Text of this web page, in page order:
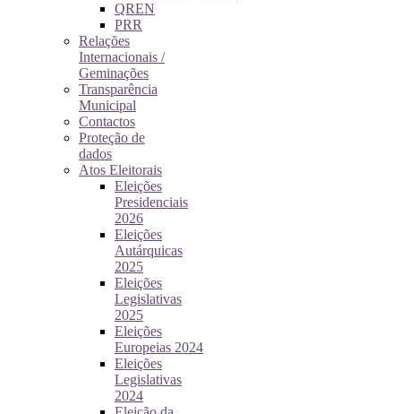
QREN
PRR
Relações
Internacionais /
Geminações
Transparência
Municipal
Contactos
Proteção de
dados
Atos Eleitorais
Eleições
Presidenciais
2026
Eleições
Autárquicas
2025
Eleições
Legislativas
2025
Eleições
Europeias 2024
Eleições
Legislativas
2024